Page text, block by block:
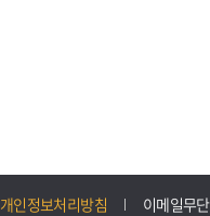
개인정보처리방침 이메일무